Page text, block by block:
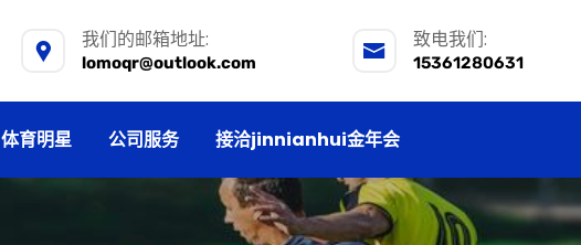
我们的邮箱地址:
lomoqr@outlook.com
致电我们:
15361280631
体育明星 公司服务 接洽jinnianhui金年会